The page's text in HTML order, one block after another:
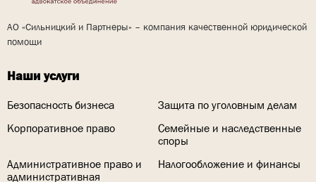
АО «Сильницкий и Партнеры» – компания качественной юридической
помощи
Наши услуги
Безопасность бизнеса
Защита по уголовным делам
Корпоративное право
Семейные и наследственные
споры
Административное право и
административная
Налогообложение и финансы